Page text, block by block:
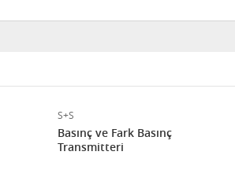
S+S
Basınç ve Fark Basınç
Transmitteri